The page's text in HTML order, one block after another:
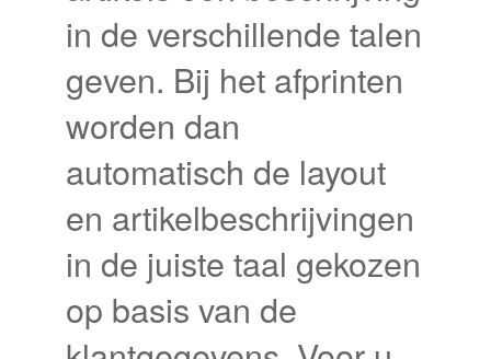
in de verschillende talen
geven. Bij het afprinten
worden dan
automatisch de layout
en artikelbeschrijvingen
in de juiste taal gekozen
op basis van de